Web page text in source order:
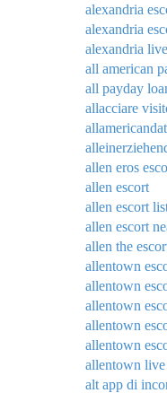
alexandria
alexandria
alexandria
all american
all payday
allacciare
allen eros
allen escort
allen escort
allen escort
allen the
allentown
allentown
allentown
allentown
allentown
allentown
alt app di